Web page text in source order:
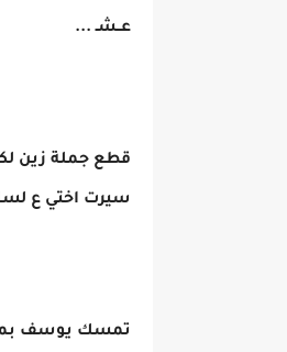
عــشـ ...
قطع جملة زين
سيرت اختي ع
تمسك يوسف